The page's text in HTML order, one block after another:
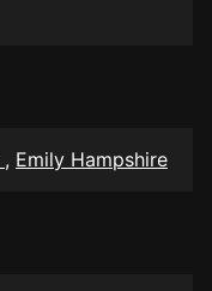
, Emily Hampshire